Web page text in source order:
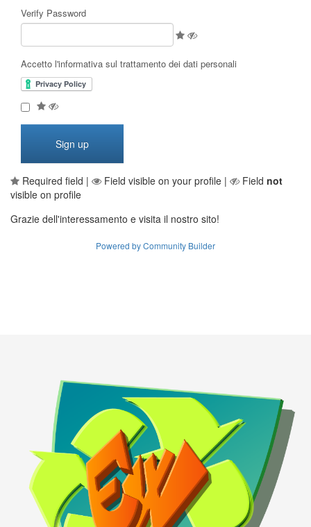
Verify Password
Accetto l'informativa sul trattamento dei dati personali
Required field | Field visible on your profile | Field not
visible on profile
Grazie dell'interessamento e visita il nostro sito!
Powered by Community Builder